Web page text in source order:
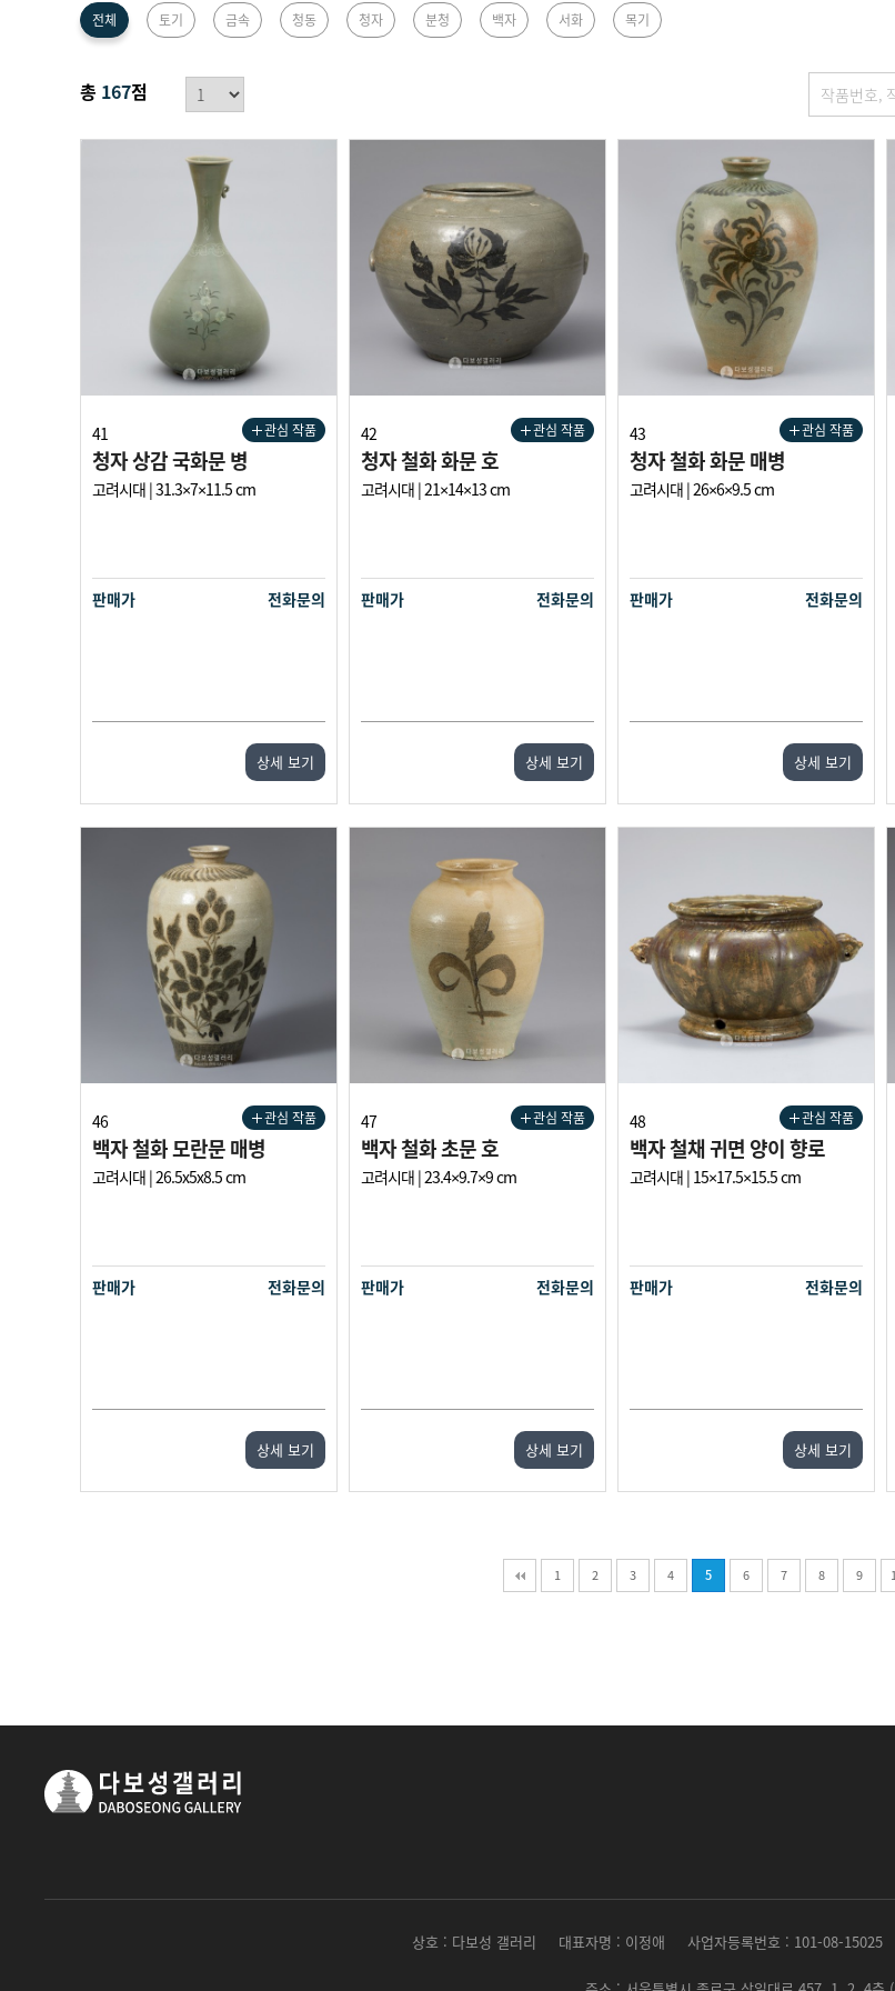
전체 토기 금속 청동 청자 분청 백자 서화 목기
총 167점
관심 작품
41
청자 상감 국화문 병
고려시대 | 31.3×7×11.5 cm
판매가 전화문의
상세 보기
관심 작품
42
청자 철화 화문 호
고려시대 | 21×14×13 cm
판매가 전화문의
상세 보기
관심 작품
43
청자 철화 화문 매병
고려시대 | 26×6×9.5 cm
판매가 전화문의
상세 보기
관심 작품
46
백자 철화 모란문 매병
고려시대 | 26.5x5x8.5 cm
판매가 전화문의
상세 보기
관심 작품
47
백자 철화 초문 호
고려시대 | 23.4×9.7×9 cm
판매가 전화문의
상세 보기
관심 작품
48
백자 철채 귀면 양이 향로
고려시대 | 15×17.5×15.5 cm
판매가 전화문의
상세 보기
1 2 3 4 5 6 7 8 9
상호 : 다보성 갤러리 대표자명 : 이정애 사업자등록번호 : 101-08-15025